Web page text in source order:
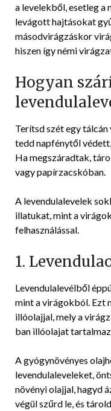
a levelekből, esetleg
levágott hajtásokat
másodvirágzáskor
hiszen így némi
Hogyan
Terítsd szét egy
tedd napfénytől
Ha megszáradtak,
vagy papírzacskóban.
A levendulalevelek
illatukat, mint a
felhasználással.
1.
Levendulalevélből
mint a virágokból. Ezt
illóolajjal, mely a
ban illóolajat tartalmaz.
A gyógynövényes
levendulaleveleket,
növényi olajjal, hagyd
végül szűrd le, és